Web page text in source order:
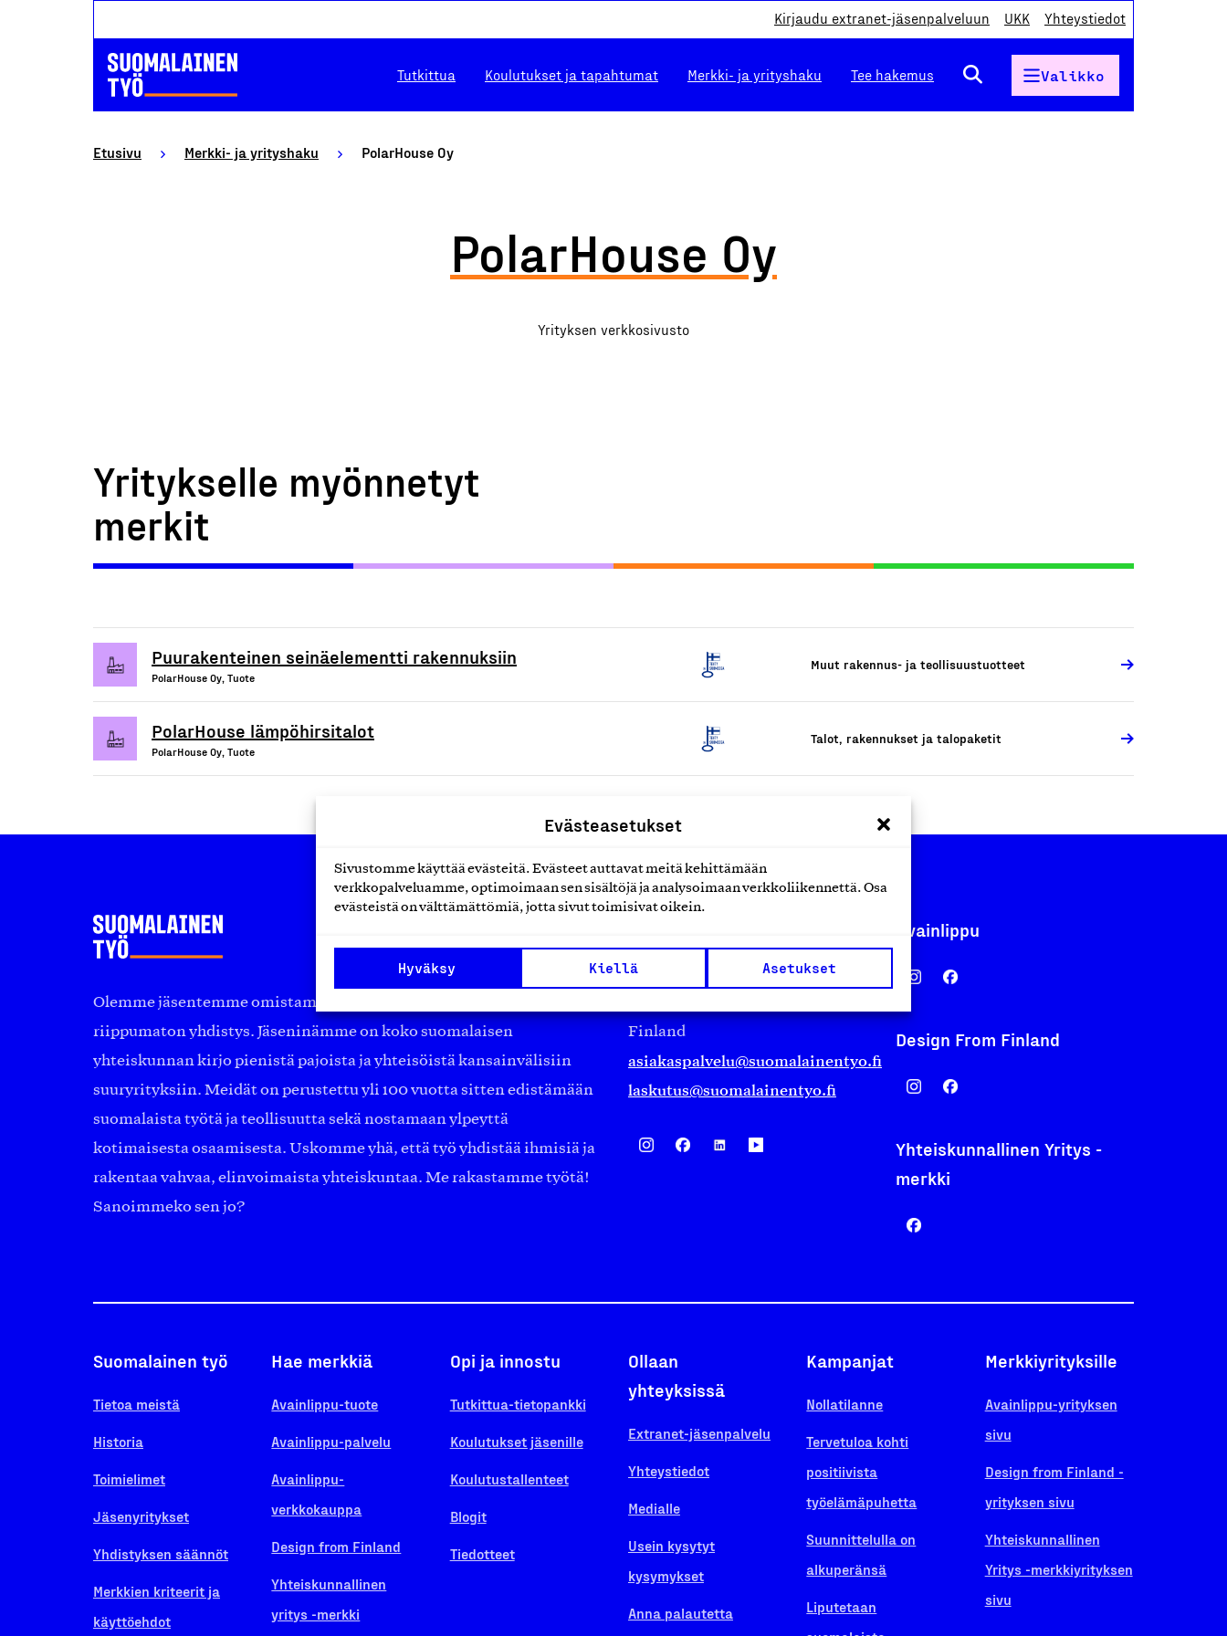
Evästeasetukset
Sivustomme käyttää evästeitä. Evästeet auttavat meitä kehittämään
verkkopalveluamme, optimoimaan sen sisältöjä ja analysoimaan verkkoliikennettä. Osa
evästeistä on välttämättömiä, jotta sivut toimisivat oikein.
Hyväksy Kiellä Asetukset
Kirjaudu extranet-jäsenpalveluun UKK Yhteystiedot
Tutkittua Koulutukset ja tapahtumat Merkki- ja yrityshaku Tee hakemus Valikko
Etusivu Merkki- ja yrityshaku PolarHouse Oy
PolarHouse Oy
Yrityksen verkkosivusto
Yritykselle myönnetyt
merkit
Puurakenteinen seinäelementti rakennuksiin
PolarHouse Oy, Tuote
Muut rakennus- ja teollisuustuotteet
PolarHouse lämpöhirsitalot
PolarHouse Oy, Tuote
Talot, rakennukset ja talopaketit
Olemme jäsentemme omistama puolueeton, työmarkkinajärjestöistä
riippumaton yhdistys. Jäseninämme on koko suomalaisen
yhteiskunnan kirjo pienistä pajoista ja yhteisöistä kansainvälisiin
suuryrityksiin. Meidät on perustettu yli 100 vuotta sitten edistämään
suomalaista työtä ja teollisuutta sekä nostamaan ylpeyttä
kotimaisesta osaamisesta. Uskomme yhä, että työ yhdistää ihmisiä ja
rakentaa vahvaa, elinvoimaista yhteiskuntaa. Me rakastamme työtä!
Sanoimmeko sen jo?
Eteläranta 14,
Finland
asiakaspalvelu@suomalainentyo.fi
laskutus@suomalainentyo.fi
Avainlippu
Design From Finland
Yhteiskunnallinen Yritys -
merkki
Suomalainen työ
Tietoa meistä
Historia
Toimielimet
Jäsenyritykset
Yhdistyksen säännöt
Merkkien kriteerit ja
käyttöehdot
Hae merkkiä
Avainlippu-tuote
Avainlippu-palvelu
Avainlippu-
verkkokauppa
Design from Finland
Yhteiskunnallinen
yritys -merkki
Opi ja innostu
Tutkittua-tietopankki
Koulutukset jäsenille
Koulutustallenteet
Blogit
Tiedotteet
Ollaan
yhteyksissä
Extranet-jäsenpalvelu
Yhteystiedot
Medialle
Usein kysytyt
kysymykset
Anna palautetta
Kampanjat
Nollatilanne
Tervetuloa kohti
positiivista
työelämäpuhetta
Suunnittelulla on
alkuperänsä
Liputetaan
Merkkiyrityksille
Avainlippu-yrityksen
sivu
Design from Finland -
yrityksen sivu
Yhteiskunnallinen
Yritys -merkkiyrityksen
sivu